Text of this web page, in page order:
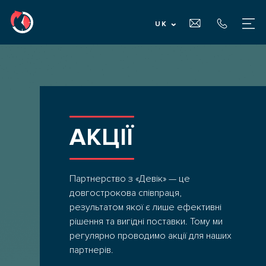
UK
ПОСЛУГИ
ДЛЯ ВЛАСНИКІВ ВАНТАЖУ
ДЛЯ ПЕРЕВІЗНИКІВ
АКЦІЇ
Партнерство з «Девік» — це
довгострокова співпраця,
результатом якої є лише ефективні
рішення та вигідні поставки. Тому ми
регулярно проводимо акції для наших
партнерів.